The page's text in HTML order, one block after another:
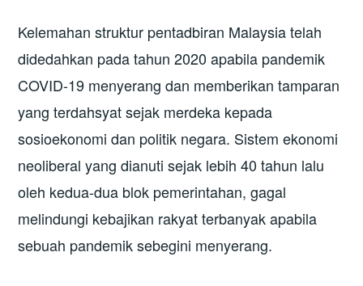
Kelemahan struktur pentadbiran Malaysia telah
didedahkan pada tahun 2020 apabila pandemik
COVID-19 menyerang dan memberikan tamparan
yang terdahsyat sejak merdeka kepada
sosioekonomi dan politik negara. Sistem ekonomi
neoliberal yang dianuti sejak lebih 40 tahun lalu
oleh kedua-dua blok pemerintahan, gagal
melindungi kebajikan rakyat terbanyak apabila
sebuah pandemik sebegini menyerang.